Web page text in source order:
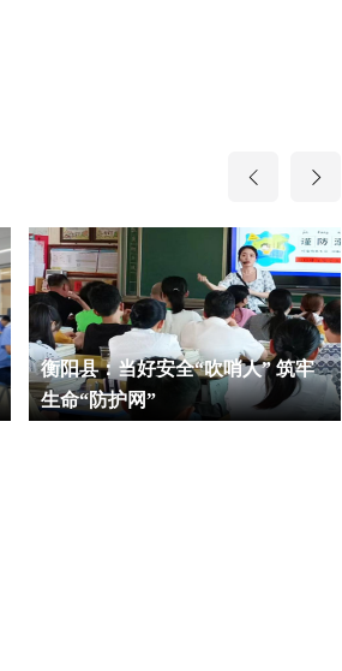
衡阳县：当好安全“吹哨人” 筑牢
生命“防护网”